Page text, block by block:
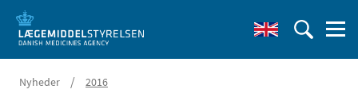
Nyheder / 2016